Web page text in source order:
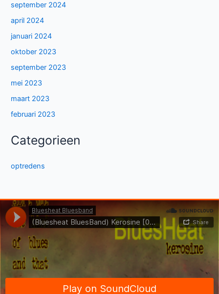
september 2024
april 2024
januari 2024
oktober 2023
september 2023
mei 2023
maart 2023
februari 2023
Categorieen
optredens